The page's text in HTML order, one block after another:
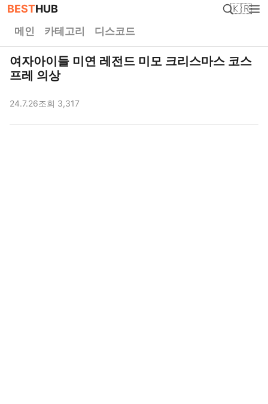
BESTHUB 🇰🇷
메인 카테고리 디스코드
여자아이들 미연 레전드 미모 크리스마스 코스
프레 의상
24.7.26조회 3,317